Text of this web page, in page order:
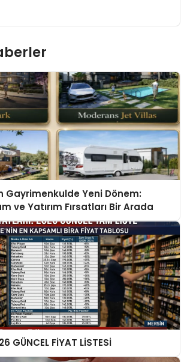
Gayrimenkulde Yeni Dönem:
ve Yatırım Fırsatları Bir Arada
GÜNCEL FİYAT LİSTESİ